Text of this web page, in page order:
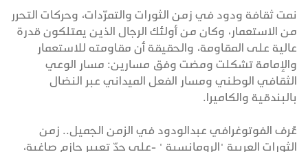
نمت ثقافة ودود في زمن الثورات والتمرّدات، وحركات التحرر
من الاستعمار، وكان من أولئك الرجال الذين يمتلكون قدرة
عالية على المقاومة، والحقيقة أن مقاومته للاستعمار
والإمامة تشكلت ومضت وفق مسارين: مسار الوعي
الثقافي الوطني ومسار الفعل الميداني عبر النضال
بالبندقية والكاميرا.
عُرف الفوتوغرافي عبدالودود في الزمن الجميل.. زمن
الثورات العربية "الرومانسية " -على حدّ تعبير حازم صاغية،